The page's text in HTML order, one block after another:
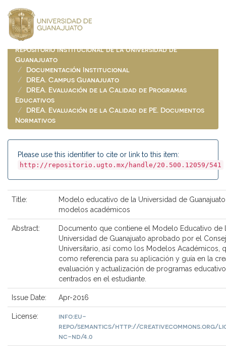
navigation
Repositorio Institucional de la Universidad de
Guanajuato
Documentación Institucional
DREA. Campus Guanajuato
DREA. Evaluación de la Calidad de Programas
Educativos
DREA. Evaluación de la Calidad de PE. Documentos
Normativos
Please use this identifier to cite or link to this item:
http://repositorio.ugto.mx/handle/20.500.12059/541
Title:
Modelo educativo de la Universidad de
modelos académicos
Abstract:
Documento que contiene el Modelo Educativo de
Universidad de Guanajuato aprobado por el
Universitario, así como los Modelos Académicos,
como referencia para su aplicación y guía en la
evaluación y actualización de programas
centrados en el estudiante.
Issue Date: Apr-2016
License:
info:eu-
repo/semantics/http://creativecommons.org/
nc-nd/4.0